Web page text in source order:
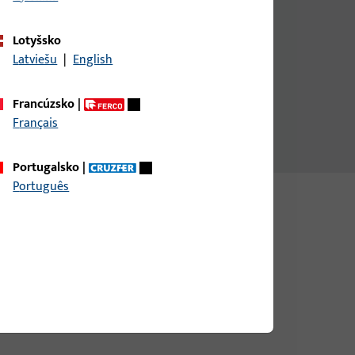
Lotyšsko
Latviešu | English
Francúzsko|
Français
Portugalsko|
Português